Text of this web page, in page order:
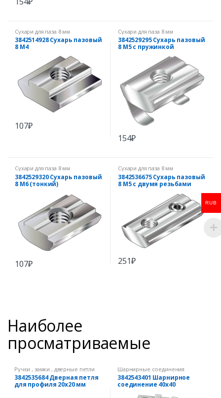
Сухари для паза 8 мм
3842514928 Сухарь пазовый
8 М4
107₽
Сухари для паза 8 мм
3842529295 Сухарь пазовый
8 М5 с пружинкой
154₽
Сухари для паза 8 мм
3842529320 Сухарь пазовый
8 М6 (тонкий)
107₽
Сухари для паза 8 мм
3842536675 Сухарь пазовый
8 М5 с двумя резьбами
251₽
Наиболее
просматриваемые
Ручки , замки , дверные петли
3842535684 Дверная петля
для профиля 20х20 мм
Шарнирные соединения
3842543401 Шарнирное
соединение 40х40
RUB